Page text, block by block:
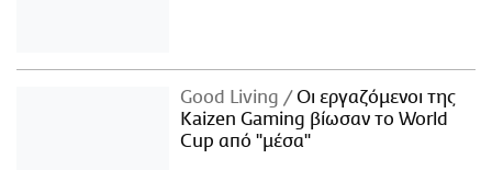
Good Living
Οι εργαζόμενοι της
Kaizen Gaming βίωσαν το World
Cup από "μέσα"